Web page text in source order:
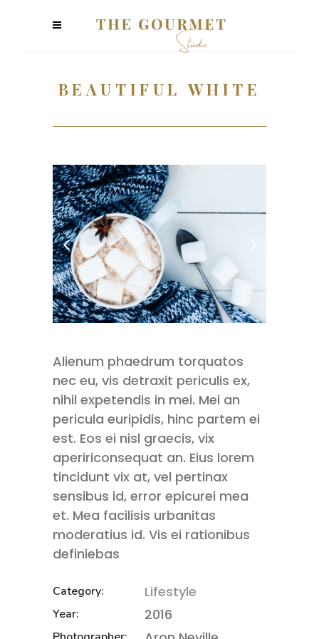
BEAUTIFUL WHITE
Alienum phaedrum torquatos
nec eu, vis detraxit periculis ex,
nihil expetendis in mei. Mei an
pericula euripidis, hinc partem ei
est. Eos ei nisl graecis, vix
apeririconsequat an. Eius lorem
tincidunt vix at, vel pertinax
sensibus id, error epicurei mea
et. Mea facilisis urbanitas
moderatius id. Vis ei rationibus
definiebas
Category: Lifestyle
Year: 2016